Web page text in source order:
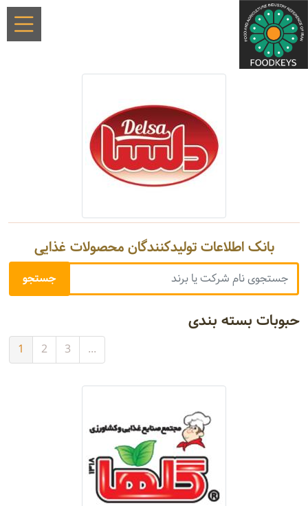
بانک اطلاعات تولیدکنندگان محصولات غذایی
حبوبات بسته بندی
1 2 3 ...